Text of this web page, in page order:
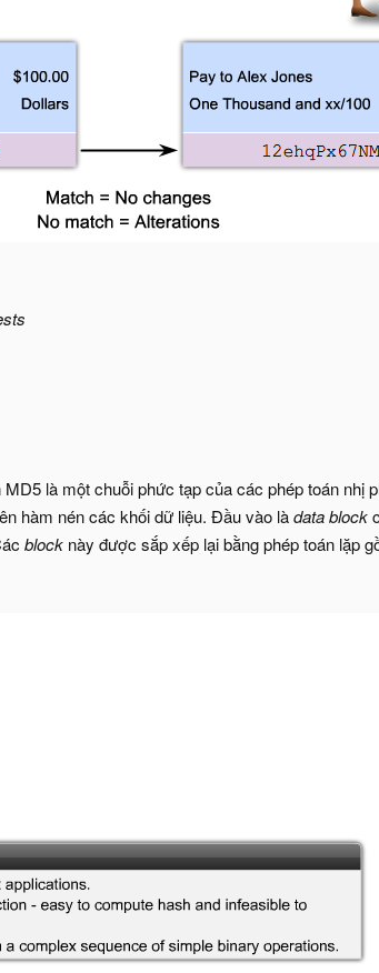
là một chuỗi phức tạp của các phép toán nhị
hàm nén các khối dữ liệu. Đầu vào làdata block
block này được sắp xếp lại bằng phép toán lặp